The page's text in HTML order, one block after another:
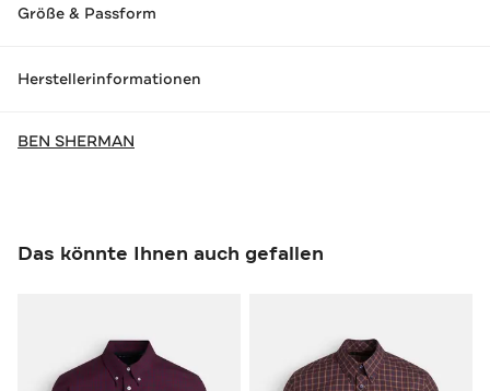
Größe & Passform
Herstellerinformationen
BEN SHERMAN
Das könnte Ihnen auch gefallen